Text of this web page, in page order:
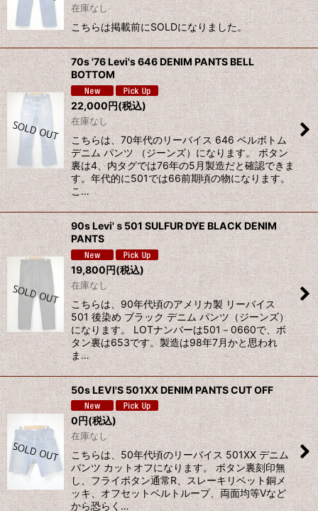
在庫なし
こちらは掲載前にSOLDになりました。
70s '76 Levi's 646 DENIM PANTS BELL
BOTTOM
22,000円(税込)
在庫なし
こちらは、70年代のリーバイス 646 ベルボトム
デニム パンツ （ジーンズ）になります。 ボタン
裏は4、内タグでは76年の5月製造だと確認できま
す。年代的に501では66前期頃の物になります。
こ…
90s Levi'ｓ501 SULFUR DYE BLACK DENIM
PANTS
19,800円(税込)
在庫なし
こちらは、90年代頃のアメリカ製 リーバイス
501 後染め ブラック デニム パンツ（ジーンズ）
になります。 LOTナンバーは501－0660で、ボ
タン裏は653です。製造は98年7月かと思われ
ま…
50s LEVI'S 501XX DENIM PANTS CUT OFF
0円(税込)
在庫なし
こちらは、50年代頃のリーバイス 501XX デニム
パンツ カットオフになります。 ボタン裏刻印無
し、フライボタン通常R、スレーキリベット銅メ
ッキ、オフセットベルトループ、両面均等Vなど
から恐らく…